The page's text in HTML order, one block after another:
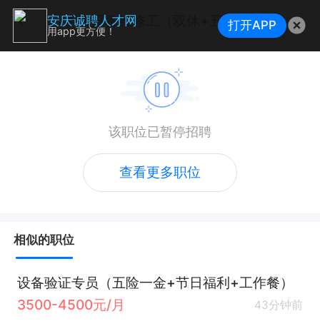
机械设备维修工（双休+五险一金+年终奖+包吃）
该职位已暂停招聘
查看更多职位
相似的职位
设备验证专员（五险一金+节日福利+工作餐）
3500-4500元/月
43分钟前
安庆诚聘人才网
用app更方便！ 打开APP